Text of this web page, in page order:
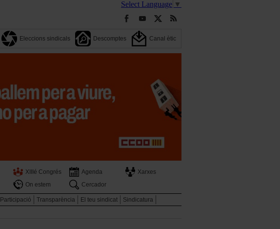
Select Language ▼
Eleccions sindicals Descomptes Canal ètic
XIIIé Congrés Agenda
Xarxes
On estem Cercador
Participació Transparència El teu sindicat
Sindicatura